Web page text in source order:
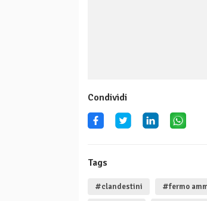
Condividi
Tags
#clandestini #fermo